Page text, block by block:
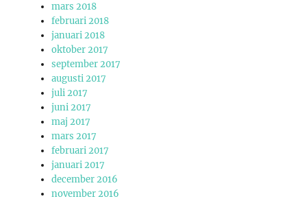
mars 2018
februari 2018
januari 2018
oktober 2017
september 2017
augusti 2017
juli 2017
juni 2017
maj 2017
mars 2017
februari 2017
januari 2017
december 2016
november 2016